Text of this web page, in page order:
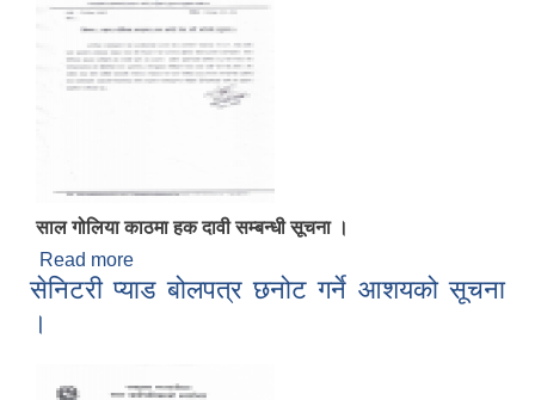
साल गोलिया काठमा हक दावी सम्बन्धी सूचना ।
Read more
सेनिटरी प्याड बोलपत्र छनोट गर्ने आशयको सूचना
।